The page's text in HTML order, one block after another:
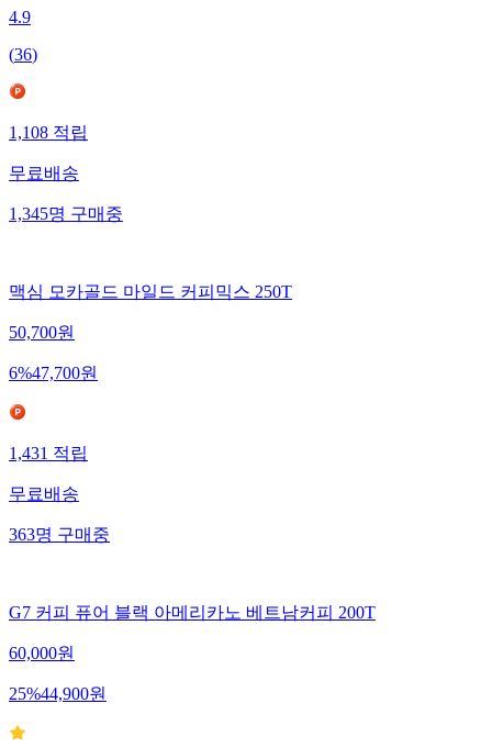
4.9
(36)
1,108적립
무료배송
1,345명구매중
맥심 모카골드 마일드 커피믹스 250T
50,700원
6%47,700원
1,431적립
무료배송
363명구매중
G7 커피 퓨어 블랙 아메리카노 베트남커피 200T
60,000원
25%44,900원